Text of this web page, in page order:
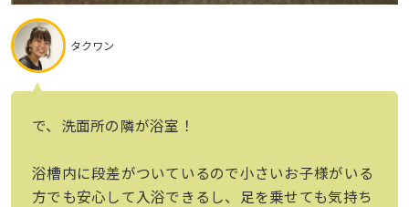
タクワン
で、洗面所の隣が浴室！
浴槽内に段差がついているので小さいお子様がいる
方でも安心して入浴できるし、足を乗せても気持ち